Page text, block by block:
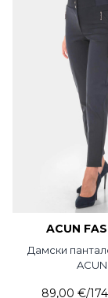
ACUN
Дамски
ACUN
89,00 €/